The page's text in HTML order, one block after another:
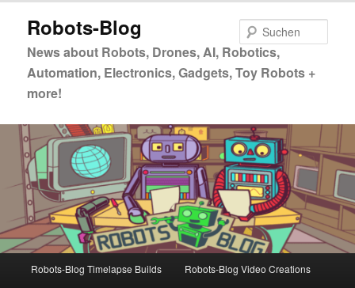
primären
springen
sekundären
springen
Robots-Blog
News about Robots, Drones, AI, Robotics,
Automation, Electronics, Gadgets, Toy Robots +
more!
Robots-Blog Timelapse Builds Robots-Blog Video Creations